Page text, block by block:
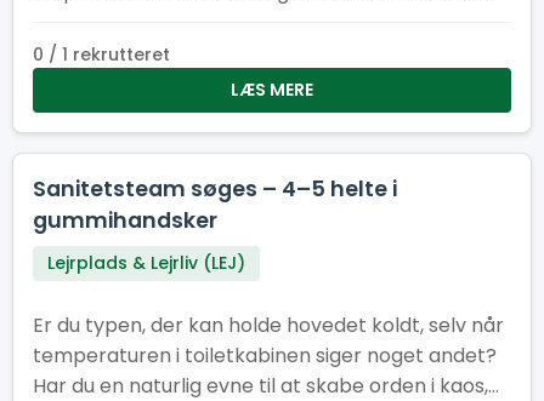
som en nypudset porcelænstronstol? Så er det
dig, vi leder efter som vores nye Sanitets- og
Toiletchef.
0 / 1 rekrutteret
LÆS MERE
Sanitetsteam søges – 4–5 helte i
gummihandsker
Lejrplads & Lejrliv (LEJ)
Er du typen, der kan holde hovedet koldt, selv når
temperaturen i toiletkabinen siger noget andet?
Har du en naturlig evne til at skabe orden i kaos,